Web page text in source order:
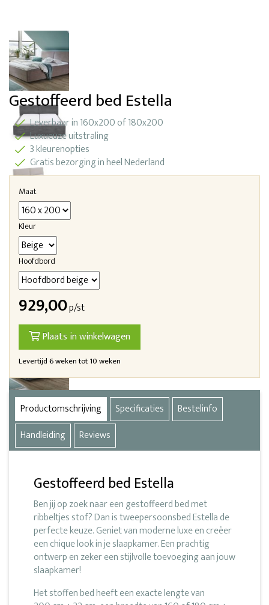
Gestoffeerd bed Estella
Leverbaar in 160x200 of 180x200
Luxueuze uitstraling
3 kleurenopties
Gratis bezorging in heel Nederland
Maat
Kleur
Hoofdbord
929,00p/st
Plaats in winkelwagen
Levertijd 6 weken tot 10 weken
Productomschrijving Specificaties
Bestelinfo
Handleiding
Reviews
Gestoffeerd bed Estella
Ben jij op zoek naar een gestoffeerd bed met
ribbeltjes stof? Dan is tweepersoonsbed Estella de
perfecte keuze. Geniet van moderne luxe en creëer
een chique look in je slaapkamer. Een prachtig
ontwerp en zeker een stijlvolle toevoeging aan jouw
slaapkamer!
Het stoffen bed heeft een exacte lengte van